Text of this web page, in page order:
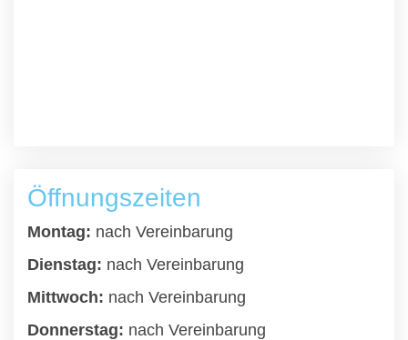
Öffnungszeiten
Montag: nach Vereinbarung
Dienstag: nach Vereinbarung
Mittwoch: nach Vereinbarung
Donnerstag: nach Vereinbarung